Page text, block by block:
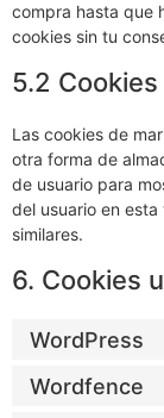
compra hasta que
cookies sin tu
5.2
Las cookies de
otra forma de
de usuario para
del usuario en
similares.
6. Cookies
WordPress
Wordfence